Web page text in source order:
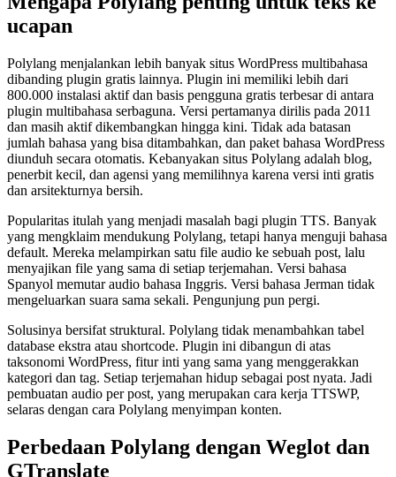
ucapan
Polylang menjalankan lebih banyak situs WordPress multibahasa
dibanding plugin gratis lainnya. Plugin ini memiliki lebih dari
800.000 instalasi aktif dan basis pengguna gratis terbesar di antara
plugin multibahasa serbaguna. Versi pertamanya dirilis pada 2011
dan masih aktif dikembangkan hingga kini. Tidak ada batasan
jumlah bahasa yang bisa ditambahkan, dan paket bahasa WordPress
diunduh secara otomatis. Kebanyakan situs Polylang adalah blog,
penerbit kecil, dan agensi yang memilihnya karena versi inti gratis
dan arsitekturnya bersih.
Popularitas itulah yang menjadi masalah bagi plugin TTS. Banyak
yang mengklaim mendukung Polylang, tetapi hanya menguji bahasa
default. Mereka melampirkan satu file audio ke sebuah post, lalu
menyajikan file yang sama di setiap terjemahan. Versi bahasa
Spanyol memutar audio bahasa Inggris. Versi bahasa Jerman tidak
mengeluarkan suara sama sekali. Pengunjung pun pergi.
Solusinya bersifat struktural. Polylang tidak menambahkan tabel
database ekstra atau shortcode. Plugin ini dibangun di atas
taksonomi WordPress, fitur inti yang sama yang menggerakkan
kategori dan tag. Setiap terjemahan hidup sebagai post nyata. Jadi
pembuatan audio per post, yang merupakan cara kerja TTSWP,
selaras dengan cara Polylang menyimpan konten.
Perbedaan Polylang dengan Weglot dan
GTranslate